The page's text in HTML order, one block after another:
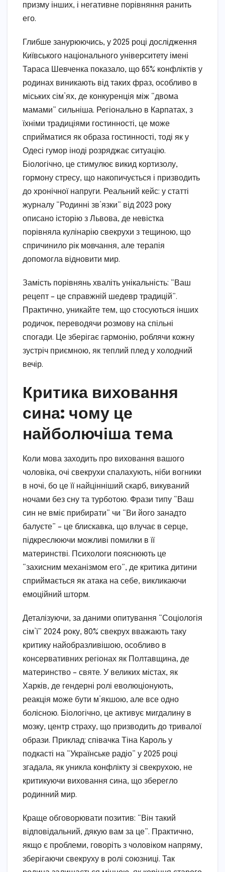
призму інших, і негативне порівняння ранить
его.
Глибше занурюючись, у 2025 році дослідження
Київського національного університету імені
Тараса Шевченка показало, що 65% конфліктів у
родинах виникають від таких фраз, особливо в
міських сім’ях, де конкуренція між “двома
мамами” сильніша. Регіонально в Карпатах, з
їхніми традиціями гостинності, це може
сприйматися як образа гостинності, тоді як у
Одесі гумор іноді розряджає ситуацію.
Біологічно, це стимулює викид кортизолу,
гормону стресу, що накопичується і призводить
до хронічної напруги. Реальний кейс: у статті
журналу “Родинні зв’язки” від 2023 року
описано історію з Львова, де невістка
порівняла кулінарію свекрухи з тещиною, що
спричинило рік мовчання, але терапія
допомогла відновити мир.
Замість порівнянь хваліть унікальність: “Ваш
рецепт – це справжній шедевр традицій”.
Практично, уникайте тем, що стосуються інших
родичок, переводячи розмову на спільні
спогади. Це зберігає гармонію, роблячи кожну
зустріч приємною, як теплий плед у холодний
вечір.
Критика виховання
сина: чому це
найболючіша тема
Коли мова заходить про виховання вашого
чоловіка, очі свекрухи спалахують, ніби вогники
в ночі, бо це її найцінніший скарб, викуваний
ночами без сну та турботою. Фрази типу “Ваш
син не вміє прибирати” чи “Ви його занадто
балуєте” – це блискавка, що влучає в серце,
підкреслюючи можливі помилки в її
материнстві. Психологи пояснюють це
“захисним механізмом его”, де критика дитини
сприймається як атака на себе, викликаючи
емоційний шторм.
Деталізуючи, за даними опитування “Соціологія
сім’ї” 2024 року, 80% свекрух вважають таку
критику найобразливішою, особливо в
консервативних регіонах як Полтавщина, де
материнство – святе. У великих містах, як
Харків, де гендерні ролі еволюціонують,
реакція може бути м’якшою, але все одно
болісною. Біологічно, це активує мигдалину в
мозку, центр страху, що призводить до тривалої
образи. Приклад: співачка Тіна Кароль у
подкасті на “Українське радіо” у 2025 році
згадала, як уникла конфлікту зі свекрухою, не
критикуючи виховання сина, що зберегло
родинний мир.
Краще обговорювати позитив: “Він такий
відповідальний, дякую вам за це”. Практично,
якщо є проблеми, говоріть з чоловіком напряму,
зберігаючи свекруху в ролі союзниці. Так